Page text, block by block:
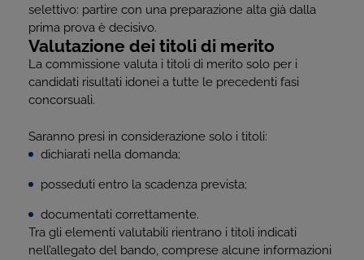
selettivo: partire con una preparazione alta già dalla
prima prova è decisivo.
Valutazione dei titoli di merito
La commissione valuta i titoli di merito solo per i
candidati risultati idonei a tutte le precedenti fasi
concorsuali.
Saranno presi in considerazione solo i titoli:
dichiarati nella domanda;
posseduti entro la scadenza prevista;
documentati correttamente.
Tra gli elementi valutabili rientrano i titoli indicati
nell’allegato del bando, comprese alcune informazioni